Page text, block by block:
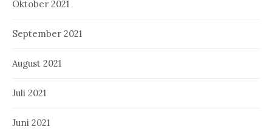
Oktober 2021
September 2021
August 2021
Juli 2021
Juni 2021